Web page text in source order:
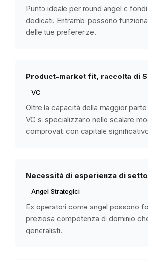
Punto ideale per round angel o
dedicati. Entrambi possono
delle tue preferenze.
Product-market fit, raccolta di
VC
Oltre la capacità della maggior
VC si specializzano nello scalare
comprovati con capitale
Necessità di esperienza di
Angel Strategici
Ex operatori come angel possono
preziosa competenza di dominio
generalisti.